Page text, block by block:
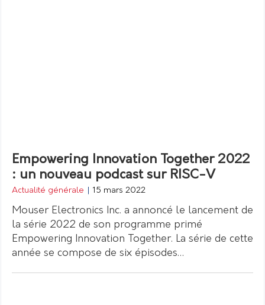
Empowering Innovation Together 2022
: un nouveau podcast sur RISC-V
Actualité générale 15 mars 2022
Mouser Electronics Inc. a annoncé le lancement de
la série 2022 de son programme primé
Empowering Innovation Together. La série de cette
année se compose de six épisodes…